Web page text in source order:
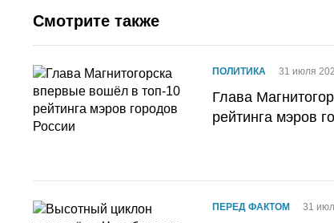
Смотрите также
ПОЛИТИКА 31 июля
Глава
рейтинга мэров
ПЕРЕД ФАКТОМ 31